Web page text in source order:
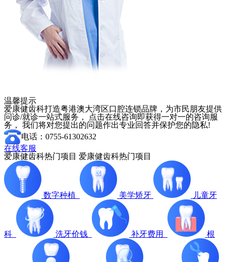
温馨提示
爱康健齿科打造粤港澳大湾区口腔连锁品牌，为市民朋友提供
问诊/就诊一站式服务， 点击在线咨询即获得一对一的咨询服
务， 我们将对您提出的问题作出专业回答并保护您的隐私!
电话：0755-61302632
在线客服
爱康健齿科热门项目 爱康健齿科热门项目
数字种植 美学矫牙 儿童牙
科 洗牙价钱 补牙费用 根